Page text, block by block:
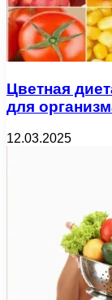
Цветная
для
12.03.2025